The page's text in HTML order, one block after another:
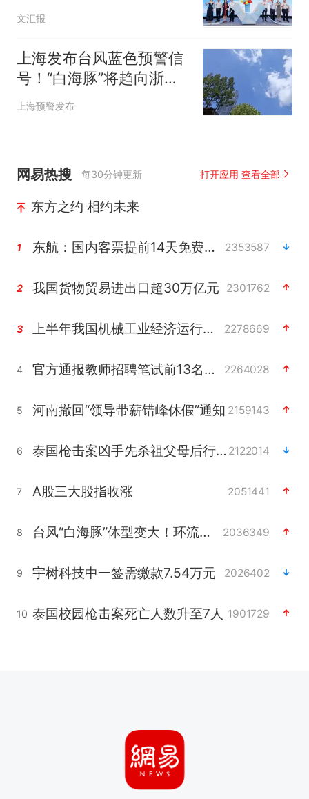
庭打造全链路实践样本
文汇报
上海发布台风蓝色预警信
号！“白海豚”将趋向浙江
中南部
上海预警发布
网易热搜 每30分钟更新 打开应用 查看全部
东方之约 相约未来
1 东航：国内客票提前14天免费退改 2353587
2 我国货物贸易进出口超30万亿元 2301762
3 上半年我国机械工业经济运行稳中有进 2278669
4 官方通报教师招聘笔试前13名被淘汰 2264028
5 河南撤回“领导带薪错峰休假”通知 2159143
6 泰国枪击案凶手先杀祖父母后行凶 2122014
7 A股三大股指收涨 2051441
8 台风“白海豚”体型变大！环流面积接近13个浙江那么大 2036349
9 宇树科技中一签需缴款7.54万元 2026402
10 泰国校园枪击案死亡人数升至7人 1901729